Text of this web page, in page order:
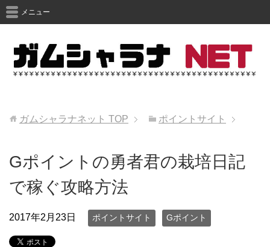
メニュー
ガムシャラナネット TOP ポイントサイト
Gポイントの勇者君の栽培日記
で稼ぐ攻略方法
2017年2月23日 ポイントサイト Gポイント